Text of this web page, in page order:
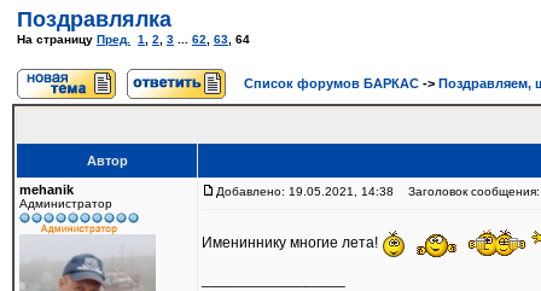
Поздравлялка
На страницу Пред. 1 2 3 62 63 64
Список форумов БАРКАС -> Поздравляем,
Автор
mehanik
Администратор
Добавлено: 19.05.2021, 14:38 Заголовок сообщения:
Имениннику многие лета!